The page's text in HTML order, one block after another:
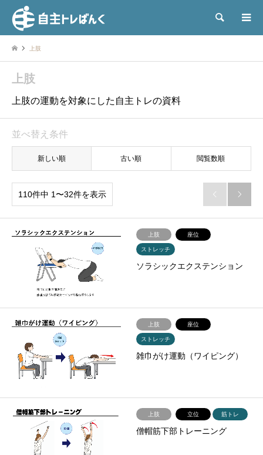
検索
上肢
上肢
上肢の運動を対象にした自主トレの資料
並べ替え条件
新しい順 古い順 閲覧数順
110件中 1〜32件を表示  
上肢 座位
ストレッチ
ソラシックエクステンション
上肢 座位
ストレッチ
雑巾がけ運動（ワイピング）
上肢 立位 筋トレ
僧帽筋下部トレーニング